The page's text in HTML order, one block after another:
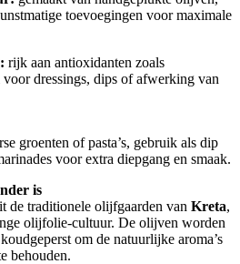
toevoegingen voor maximale
rijk aan antioxidanten zoals
dressings, dips of afwerking van
groenten of pasta’s, gebruik als dip
voor extra diepgang en smaak.
is
traditionele olijfgaarden van Kreta,
olijfolie‑cultuur. De olijven worden
om de natuurlijke aroma’s
behouden.